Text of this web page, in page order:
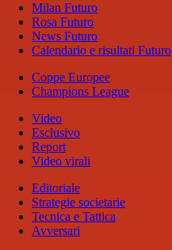
Milan Futuro
Rosa Futuro
News Futuro
Calendario e risultati Futuro
Coppe Europee
Champions League
Video
Esclusivo
Report
Video virali
Editoriale
Strategie societarie
Tecnica e Tattica
Avversari